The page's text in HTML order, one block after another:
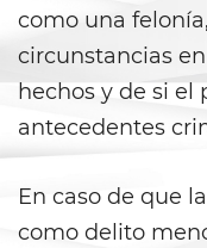
como una
circunstancias
hechos y de si el
antecedentes
En caso de que
como delito